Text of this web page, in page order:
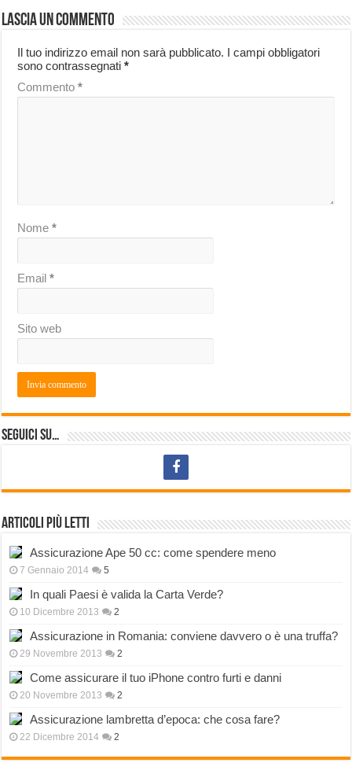
Lascia un commento
Il tuo indirizzo email non sarà pubblicato. I campi obbligatori
sono contrassegnati*
Commento*
Nome*
Email*
Sito web
Seguici su…
Articoli più letti
Assicurazione Ape 50 cc: come spendere meno
7 Gennaio 2014 5
In quali Paesi è valida la Carta Verde?
10 Dicembre 2013 2
Assicurazione in Romania: conviene davvero o è una truffa?
29 Novembre 2013 2
Come assicurare il tuo iPhone contro furti e danni
20 Novembre 2013 2
Assicurazione lambretta d’epoca: che cosa fare?
22 Dicembre 2014 2